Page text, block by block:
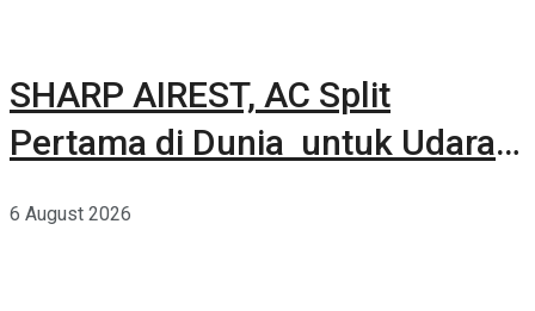
SHARP AIREST, AC Split
Pertama di Dunia untuk Udara
6 August 2026